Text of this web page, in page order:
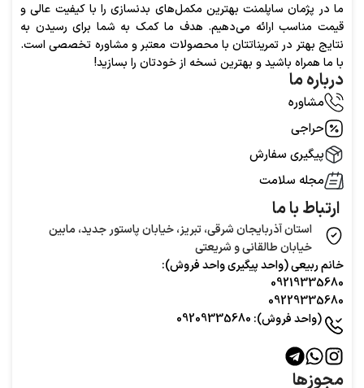
ما در پژمان ساپلمنت بهترین مکمل‌های بدنسازی را با کیفیت عالی و
قیمت مناسب ارائه می‌دهیم. هدف ما کمک به شما برای رسیدن به
نتایج بهتر در تمریناتتان با محصولات معتبر و مشاوره تخصصی است.
با ما همراه باشید و بهترین نسخه از خودتان را بسازید!
درباره ما
مشاوره
حراجی
پیگیری سفارش
مجله سلامت
ارتباط با ما
استان آذربایجان شرقی، تبریز، خیابان پاستور جدید، مابین
خیابان طالقانی و شریعتی
خانم ربیعی (واحد‌ پیگیری واحد فروش):
09219335680
09229335680
(واحد فروش): 09209335680
مجوزها